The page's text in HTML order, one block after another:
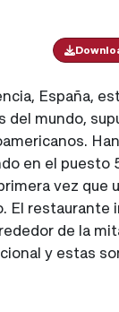
España,
mundo,
en el puesto
vez que
El restaurante
de la
y estas